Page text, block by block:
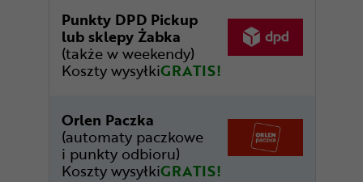
Punkty DPD Pickup
lub sklepy Żabka
(także w weekendy)
Koszty wysyłkiGRATIS!
Orlen Paczka
(automaty paczkowe
i punkty odbioru)
Koszty wysyłkiGRATIS!